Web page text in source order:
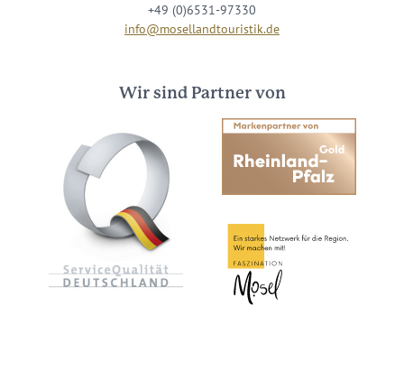
+49 (0)6531-97330
info@mosellandtouristik.de
Wir sind Partner von